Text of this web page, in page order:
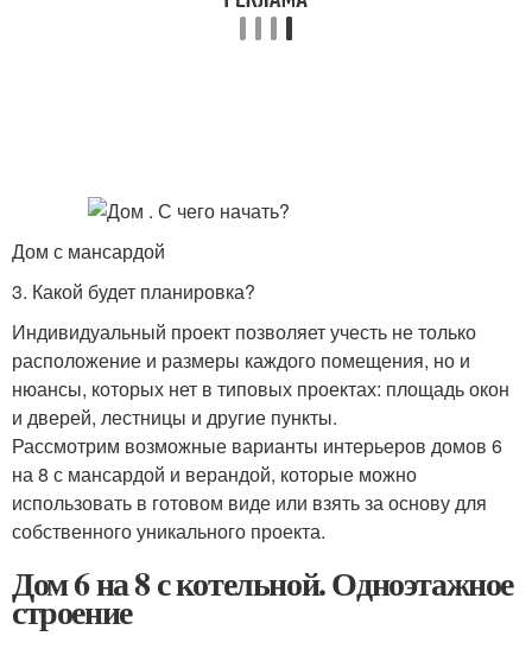
Дом с мансардой
3. Какой будет планировка?
Индивидуальный проект позволяет учесть не только
расположение и размеры каждого помещения, но и
нюансы, которых нет в типовых проектах: площадь окон
и дверей, лестницы и другие пункты.
Рассмотрим возможные варианты интерьеров домов 6
на 8 с мансардой и верандой, которые можно
использовать в готовом виде или взять за основу для
собственного уникального проекта.
Дом 6 на 8 с котельной. Одноэтажное
строение